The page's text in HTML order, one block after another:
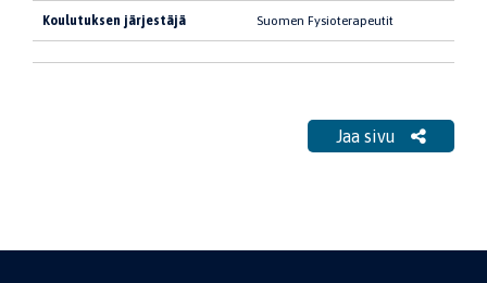
Koulutuksen järjestäjä Suomen Fysioterapeutit
Jaa sivu